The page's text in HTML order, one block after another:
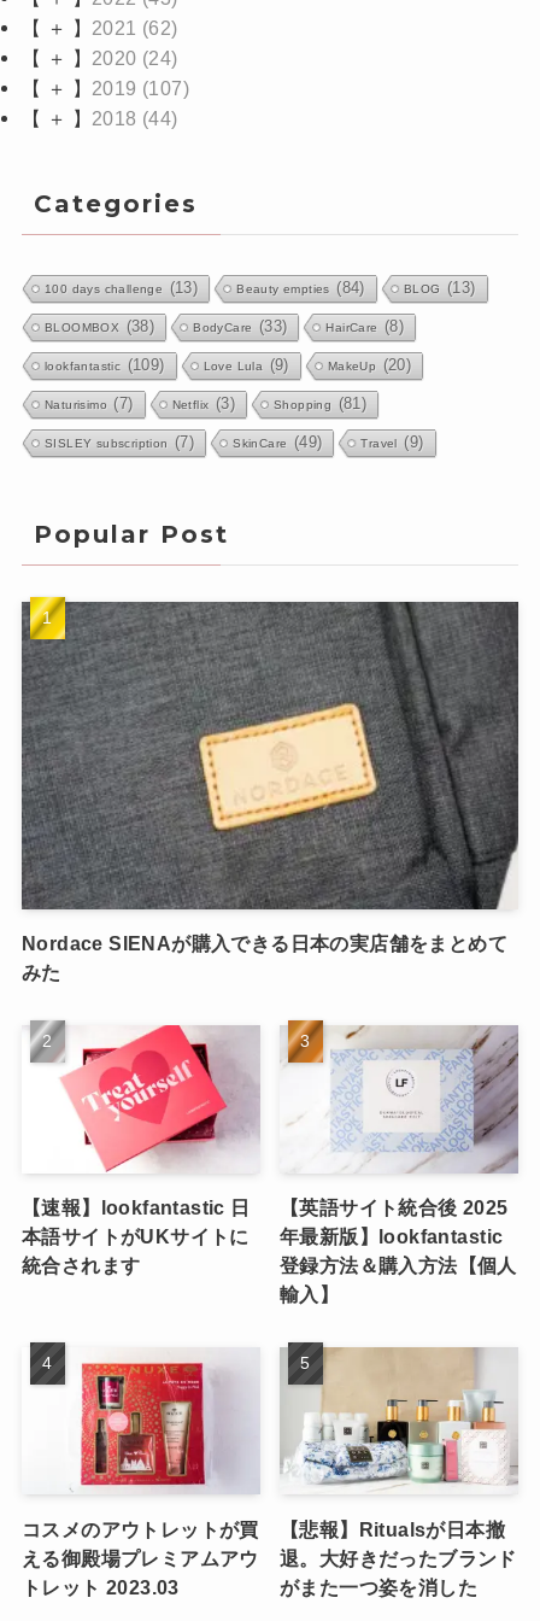
【 ＋ 】 2021 (62)
【 ＋ 】 2020 (24)
【 ＋ 】 2019 (107)
【 ＋ 】 2018 (44)
Categories
100 days challenge (13) Beauty empties (84) BLOG (13)
BLOOMBOX (38) BodyCare (33) HairCare (8)
lookfantastic (109) Love Lula (9) MakeUp (20)
Naturisimo (7) Netflix (3) Shopping (81)
SISLEY subscription (7) SkinCare (49) Travel (9)
Popular Post
Nordace SIENAが購入できる日本の実店舗をまとめて
みた
【速報】lookfantastic 日
本語サイトがUKサイトに
統合されます
【英語サイト統合後 2025
年最新版】lookfantastic
登録方法＆購入方法【個人
輸入】
コスメのアウトレットが買
える御殿場プレミアムアウ
トレット 2023.03
【悲報】Ritualsが日本撤
退。大好きだったブランド
がまた一つ姿を消した